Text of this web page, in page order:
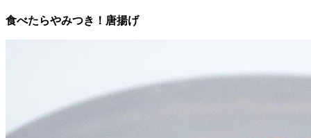
食べたらやみつき！唐揚げ